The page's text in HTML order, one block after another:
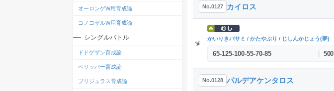
No.0127 カイロス
かいりきバサミ / かたやぶり / じしんかじょう(夢)
65-125-100-55-70-85 500
No.0128 パルデアケンタロス
オーロンゲW用育成論
コノヨザルW用育成論
シングルバトル
ドドゲザン育成論
ペリッパー育成論
ブリジュラス育成論